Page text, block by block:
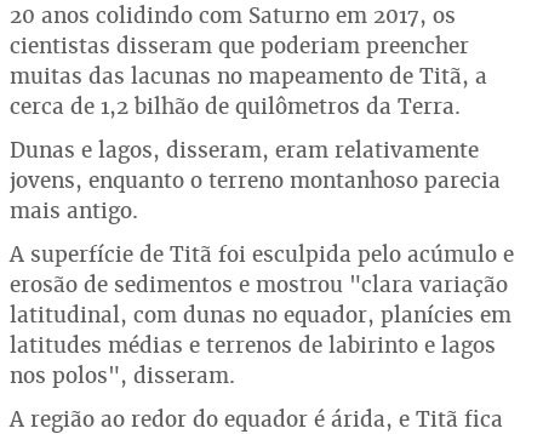
20 anos colidindo com Saturno em 2017, os
cientistas disseram que poderiam preencher
muitas das lacunas no mapeamento de Titã, a
cerca de 1,2 bilhão de quilômetros da Terra.
Dunas e lagos, disseram, eram relativamente
jovens, enquanto o terreno montanhoso parecia
mais antigo.
A superfície de Titã foi esculpida pelo acúmulo e
erosão de sedimentos e mostrou "clara variação
latitudinal, com dunas no equador, planícies em
latitudes médias e terrenos de labirinto e lagos
nos polos", disseram.
A região ao redor do equador é árida, e Titã fica